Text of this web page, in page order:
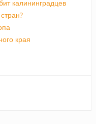
калининградцев
края